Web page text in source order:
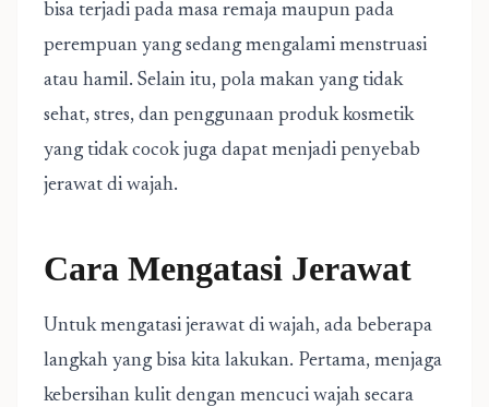
bisa terjadi pada masa remaja maupun pada
perempuan yang sedang mengalami menstruasi
atau hamil. Selain itu, pola makan yang tidak
sehat, stres, dan penggunaan produk kosmetik
yang tidak cocok juga dapat menjadi penyebab
jerawat di wajah.
Cara Mengatasi Jerawat
Untuk mengatasi jerawat di wajah, ada beberapa
langkah yang bisa kita lakukan. Pertama, menjaga
kebersihan kulit dengan mencuci wajah secara